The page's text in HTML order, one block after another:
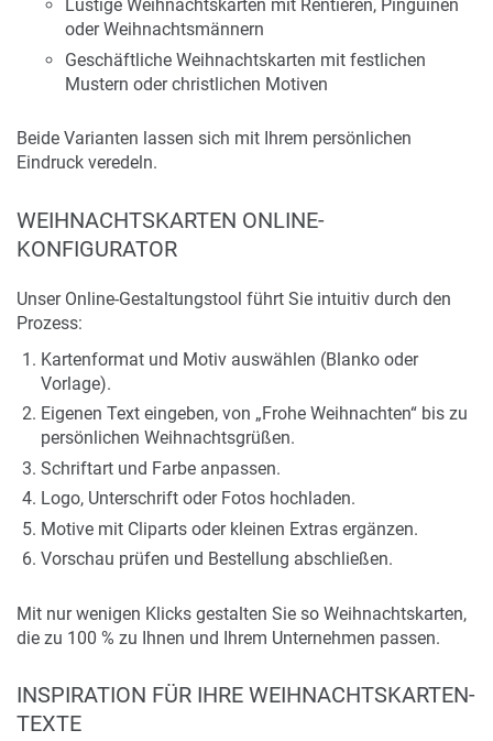
Lustige Weihnachtskarten mit Rentieren, Pinguinen
oder Weihnachtsmännern
Geschäftliche Weihnachtskarten mit festlichen
Mustern oder christlichen Motiven
Beide Varianten lassen sich mit Ihrem persönlichen
Eindruck veredeln.
WEIHNACHTSKARTEN ONLINE-
KONFIGURATOR
Unser Online-Gestaltungstool führt Sie intuitiv durch den
Prozess:
Kartenformat und Motiv auswählen (Blanko oder
Vorlage).
Eigenen Text eingeben, von „Frohe Weihnachten“ bis zu
persönlichen Weihnachtsgrüßen.
Schriftart und Farbe anpassen.
Logo, Unterschrift oder Fotos hochladen.
Motive mit Cliparts oder kleinen Extras ergänzen.
Vorschau prüfen und Bestellung abschließen.
Mit nur wenigen Klicks gestalten Sie so Weihnachtskarten,
die zu 100 % zu Ihnen und Ihrem Unternehmen passen.
INSPIRATION FÜR IHRE WEIHNACHTSKARTEN-
TEXTE